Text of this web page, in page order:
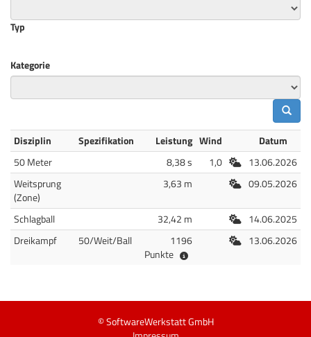
Typ
Kategorie
Disziplin Spezifikation Leistung Wind
Datum
50 Meter
8,38 s 1,0 Freiluft
13.06.2026
Weitsprung
(Zone)
3,63 m Freiluft
09.05.2026
Schlagball 32,42 m Freiluft
14.06.2025
Dreikampf
50/Weit/Ball
1196
Punkte
Freiluft
13.06.2026
© SoftwareWerkstatt GmbH